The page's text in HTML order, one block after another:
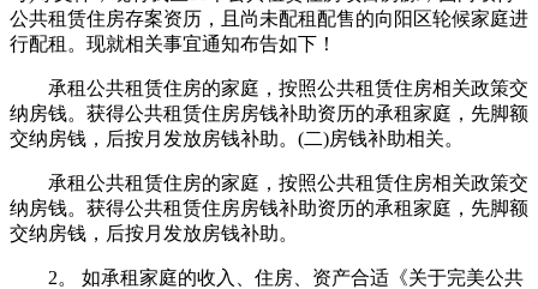
公共租赁住房存案资历，且尚未配租配售的向阳区轮候家庭进
行配租。现就相关事宜通知布告如下！
承租公共租赁住房的家庭，按照公共租赁住房相关政策交
纳房钱。获得公共租赁住房房钱补助资历的承租家庭，先脚额
交纳房钱，后按月发放房钱补助。(二)房钱补助相关。
承租公共租赁住房的家庭，按照公共租赁住房相关政策交
纳房钱。获得公共租赁住房房钱补助资历的承租家庭，先脚额
交纳房钱，后按月发放房钱补助。
2。 如承租家庭的收入、住房、资产合适《关于完美公共